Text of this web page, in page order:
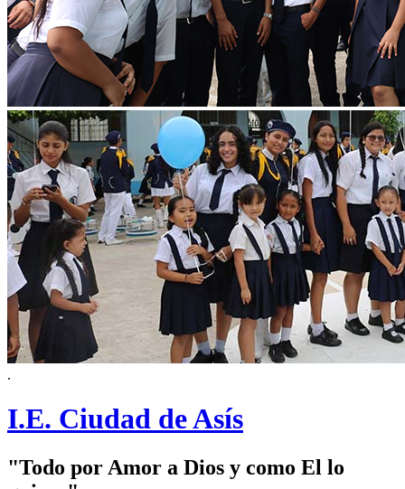
.
I.E. Ciudad de Asís
"Todo por Amor a Dios y como El lo